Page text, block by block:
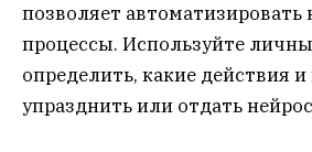
позволяет автоматизировать
процессы. Используйте
определить, какие действия
упразднить или отдать